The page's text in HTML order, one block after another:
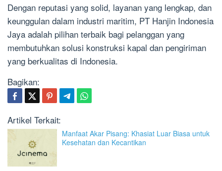
Dengan reputasi yang solid, layanan yang lengkap, dan
keunggulan dalam industri maritim, PT Hanjin Indonesia
Jaya adalah pilihan terbaik bagi pelanggan yang
membutuhkan solusi konstruksi kapal dan pengiriman
yang berkualitas di Indonesia.
Bagikan:
Artikel Terkait:
Manfaat Akar Pisang: Khasiat Luar Biasa untuk
Kesehatan dan Kecantikan